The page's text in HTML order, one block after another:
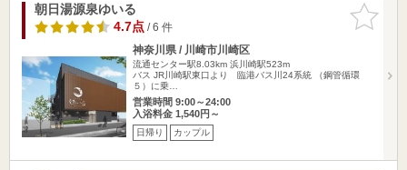
お気に入
りに追加
朝日湯源泉ゆいる
4.7点/ 6 件
神奈川県 / 川崎市川崎区
流通センター駅8.03km 浜川崎駅523m
バス JR川崎駅東口より 臨港バス川24系統 （鋼管循環
５）に乗…
営業時間 9:00～24:00
入浴料金 1,540円～
日帰り カップル